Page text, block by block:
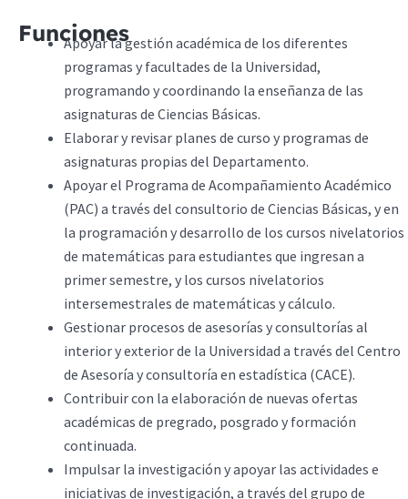
Funciones
Apoyar la gestión académica de los diferentes
programas y facultades de la Universidad,
programando y coordinando la enseñanza de las
asignaturas de Ciencias Básicas.
Elaborar y revisar planes de curso y programas de
asignaturas propias del Departamento.
Apoyar el Programa de Acompañamiento Académico
(PAC) a través del consultorio de Ciencias Básicas, y en
la programación y desarrollo de los cursos nivelatorios
de matemáticas para estudiantes que ingresan a
primer semestre, y los cursos nivelatorios
intersemestrales de matemáticas y cálculo.
Gestionar procesos de asesorías y consultorías al
interior y exterior de la Universidad a través del Centro
de Asesoría y consultoría en estadística (CACE).
Contribuir con la elaboración de nuevas ofertas
académicas de pregrado, posgrado y formación
continuada.
Impulsar la investigación y apoyar las actividades e
iniciativas de investigación, a través del grupo de